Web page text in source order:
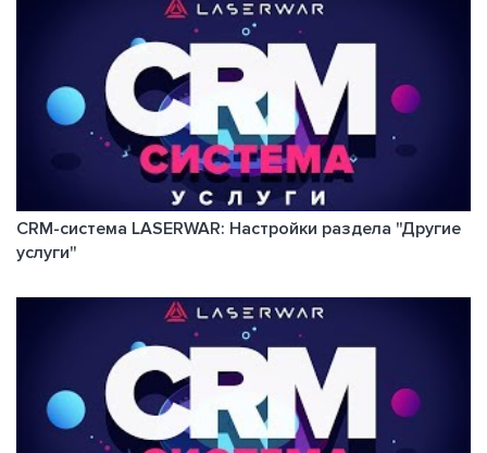
CRM-система LASERWAR: Настройки раздела "Другие
услуги"